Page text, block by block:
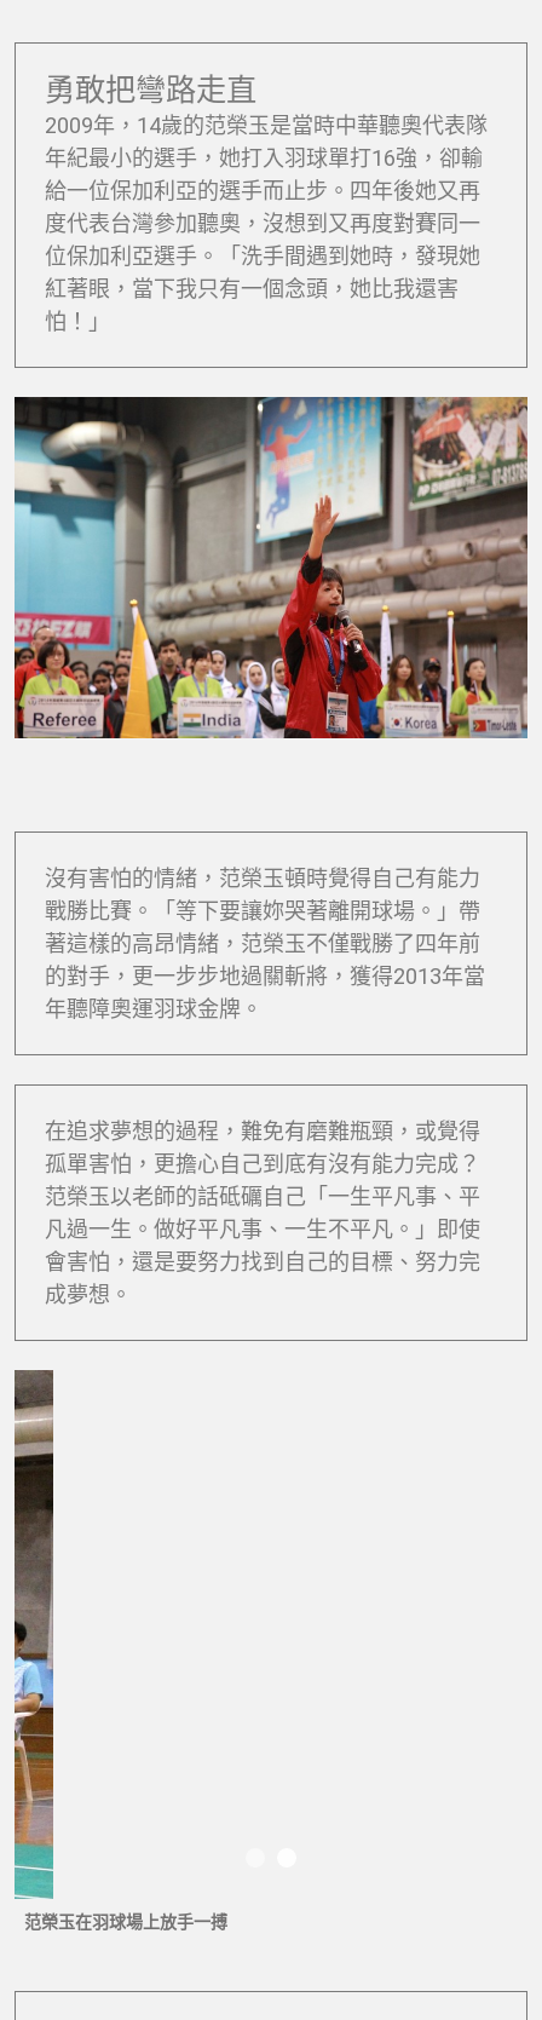
勇敢把彎路走直
2009年，14歲的范榮玉是當時中華聽奧代表隊
年紀最小的選手，她打入羽球單打16強，卻輸
給一位保加利亞的選手而止步。四年後她又再
度代表台灣參加聽奧，沒想到又再度對賽同一
位保加利亞選手。「洗手間遇到她時，發現她
紅著眼，當下我只有一個念頭，她比我還害
怕！」
沒有害怕的情緒，范榮玉頓時覺得自己有能力
戰勝比賽。「等下要讓妳哭著離開球場。」帶
著這樣的高昂情緒，范榮玉不僅戰勝了四年前
的對手，更一步步地過關斬將，獲得2013年當
年聽障奧運羽球金牌。
在追求夢想的過程，難免有磨難瓶頸，或覺得
孤單害怕，更擔心自己到底有沒有能力完成？
范榮玉以老師的話砥礪自己「一生平凡事、平
凡過一生。做好平凡事、一生不平凡。」即使
會害怕，還是要努力找到自己的目標、努力完
成夢想。
范榮玉演講分享經驗
王》裡的「Hakuna Matata」，指的是，不用